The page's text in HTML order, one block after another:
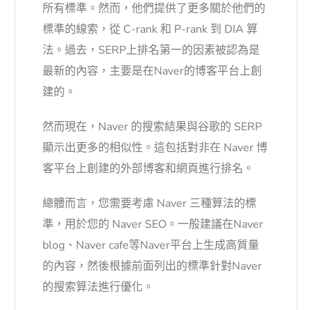
所有標準。然而，他們提供了更多關於他們的
標準的線索，從 C-rank 和 P-rank 到 DIA 算
法。過去，SERP上排名第一的因素被認為是
最新的內容，主要是在Naver的博客平台上創
建的。
然而現在，Naver 的搜索結果與谷歌的 SERP
顯示出更多的相似性。這包括對非在 Naver 博
客平台上創建的外部博客和網頁進行排名。
總體而言，您需要考慮 Naver 三種算法的標
準，用於您的 Naver SEO。一般建議在Naver
blog、Naver cafe等Naver平台上生成高質量
的內容，然後根據前面列出的標準針對Naver
的搜索算法進行優化。